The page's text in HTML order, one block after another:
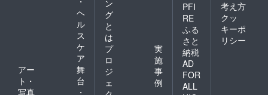
ヘ
ル
ス
ケ
ア
アー
ト・
写真
舞
台
・
ン
グ
と
は
プ
ロ
ジ
ェ
実
施
事
例
PFI
RE
ふる
さと
納税
AD
FOR
ALL
考え方
クッ
キーポ
リシー